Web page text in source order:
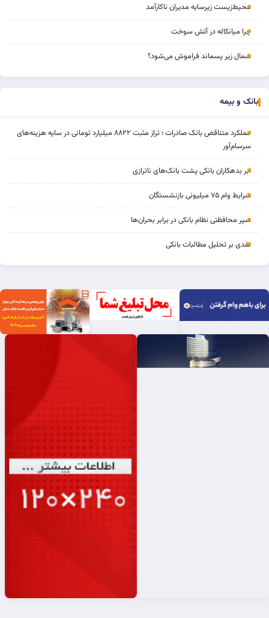
محیط‌زیست زیرسایه مدیران ناکارآمد
چرا میانکاله در آتش سوخت
شمال زیر پسماند فراموش می‌شود؟
بانک و بیمه
عملکرد متناقض بانک صادرات ؛ تراز مثبت ۸۸۲۲ میلیارد تومانی در سایه هزینه‌های
سرسام‌آور
ابر بدهکاران بانکی پشت بانک‌های ناترازی
شرایط وام ۷۵ میلیونی بازنشستگان
سپر محافظتی نظام بانکی در برابر بحران‌ها
نقدی بر تحلیل مطالبات بانکی